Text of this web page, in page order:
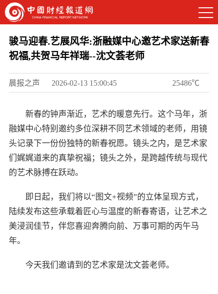
骏马迎春.艺展风华:浙融媒中心邀艺术家送新春
祝福,共贺马年祥瑞--沈文荟老师
晨报之声 2026-02-13 15:00:45 25486℃
新春的钟声渐近，艺术的暖意先行。这个马年，浙
融媒中心特别邀约多位深耕不同艺术领域的老师，用镜
头记录下一份份独特的新春祝愿。镜头之内，是艺术家
们娓娓道来的真挚祝福；镜头之外，是跨越传统与现代
的艺术脉搏在跃动。
即日起，我们将以“图文+视频”的立体呈现方式，
陆续发布这些承载着匠心与温度的新春寄语，让艺术之
美浸润佳节，伴您喜迎奔腾向前、万事可期的丙午马
年。
今天我们邀请到的艺术家是沈文荟老师。